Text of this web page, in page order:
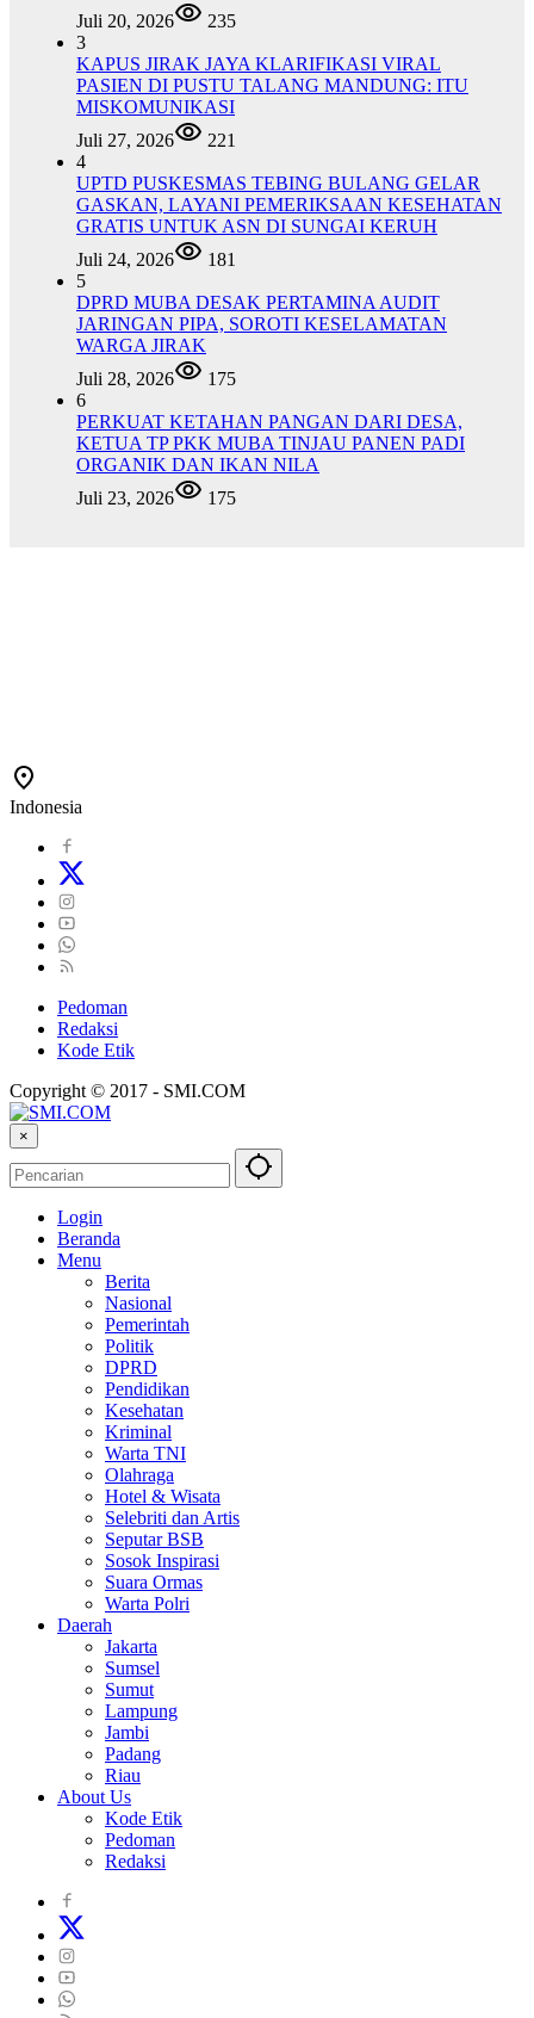
Juli 20, 2026
235
3
KAPUS JIRAK JAYA KLARIFIKASI VIRAL
PASIEN DI PUSTU TALANG MANDUNG: ITU
MISKOMUNIKASI
Juli 27, 2026
221
4
UPTD PUSKESMAS TEBING BULANG GELAR
GASKAN, LAYANI PEMERIKSAAN KESEHATAN
GRATIS UNTUK ASN DI SUNGAI KERUH
Juli 24, 2026
181
5
DPRD MUBA DESAK PERTAMINA AUDIT
JARINGAN PIPA, SOROTI KESELAMATAN
WARGA JIRAK
Juli 28, 2026
175
6
PERKUAT KETAHAN PANGAN DARI DESA,
KETUA TP PKK MUBA TINJAU PANEN PADI
ORGANIK DAN IKAN NILA
Juli 23, 2026
175
Indonesia
Pedoman
Redaksi
Kode Etik
Copyright © 2017 - SMI.COM
×
Login
Beranda
Menu
Berita
Nasional
Pemerintah
Politik
DPRD
Pendidikan
Kesehatan
Kriminal
Warta TNI
Olahraga
Hotel & Wisata
Selebriti dan Artis
Seputar BSB
Sosok Inspirasi
Suara Ormas
Warta Polri
Daerah
Jakarta
Sumsel
Sumut
Lampung
Jambi
Padang
Riau
About Us
Kode Etik
Pedoman
Redaksi